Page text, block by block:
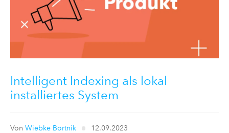
Intelligent Indexing als lokal
installiertes System
Von Wiebke Bortnik 12.09.2023